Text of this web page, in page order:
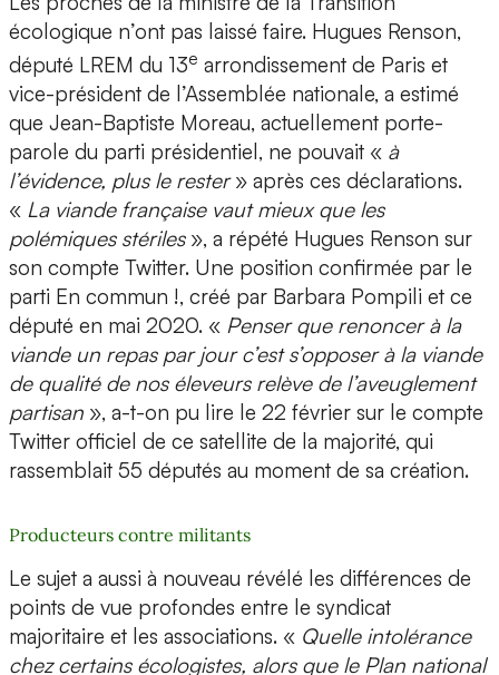
écologique n’ont pas laissé faire. Hugues Renson,
député LREM du 13e arrondissement de Paris et
vice-président de l’Assemblée nationale, a estimé
que Jean-Baptiste Moreau, actuellement porte-
parole du parti présidentiel, ne pouvait « à
l’évidence, plus le rester» après ces déclarations.
« La viande française vaut mieux que les
polémiques stériles», a répété Hugues Renson sur
son compte Twitter. Une position confirmée par le
parti En commun !, créé par Barbara Pompili et ce
député en mai 2020. « Penser que renoncer à la
viande un repas par jour c’est s’opposer à la viande
de qualité de nos éleveurs relève de l’aveuglement
partisan », a-t-on pu lire le 22 février sur le compte
Twitter officiel de ce satellite de la majorité, qui
rassemblait 55 députés au moment de sa création.
Producteurs contre militants
Le sujet a aussi à nouveau révélé les différences de
points de vue profondes entre le syndicat
majoritaire et les associations. « Quelle intolérance
chez certains écologistes, alors que le Plan national